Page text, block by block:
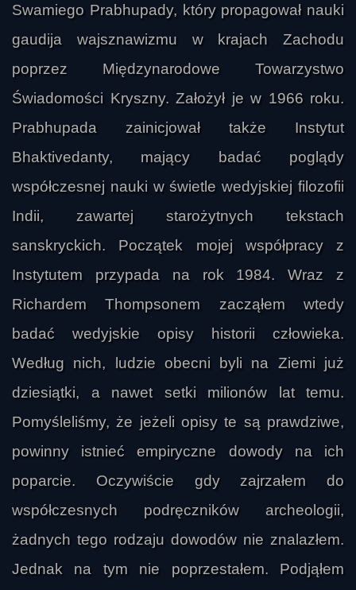
Swamiego Prabhupady, który propagował nauki
gaudija wajsznawizmu w krajach Zachodu
poprzez Międzynarodowe Towarzystwo
Świadomości Kryszny. Założył je w 1966 roku.
Prabhupada zainicjował także Instytut
Bhaktivedanty, mający badać poglądy
współczesnej nauki w świetle wedyjskiej filozofii
Indii, zawartej starożytnych tekstach
sanskryckich. Początek mojej współpracy z
Instytutem przypada na rok 1984. Wraz z
Richardem Thompsonem zacząłem wtedy
badać wedyjskie opisy historii człowieka.
Według nich, ludzie obecni byli na Ziemi już
dziesiątki, a nawet setki milionów lat temu.
Pomyśleliśmy, że jeżeli opisy te są prawdziwe,
powinny istnieć empiryczne dowody na ich
poparcie. Oczywiście gdy zajrzałem do
współczesnych podręczników archeologii,
żadnych tego rodzaju dowodów nie znalazłem.
Jednak na tym nie poprzestałem. Podjąłem